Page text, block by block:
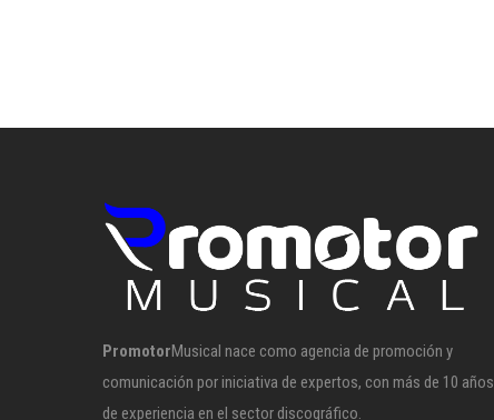
PromotorMusical nace como agencia de promoción y
comunicación por iniciativa de expertos, con más de 10 años
de experiencia en el sector discográfico.